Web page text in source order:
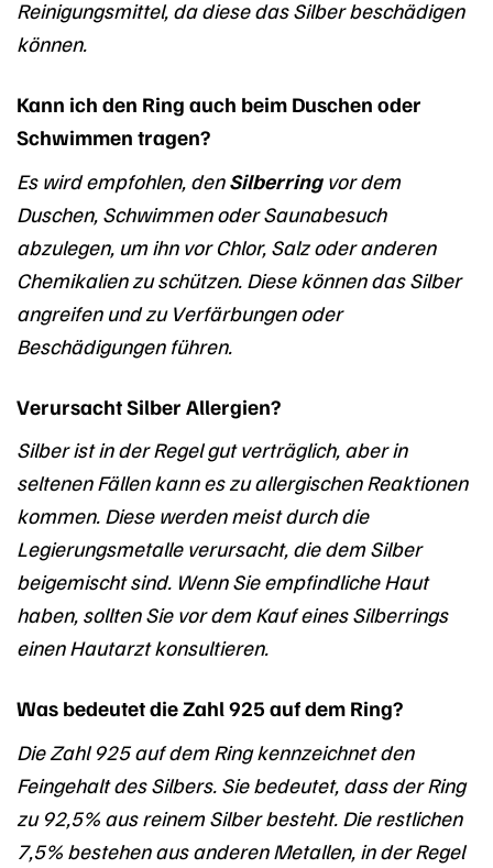
Reinigungsmittel, da diese das Silber beschädigen
können.
Kann ich den Ring auch beim Duschen oder
Schwimmen tragen?
Es wird empfohlen, denSilberringvor dem
Duschen, Schwimmen oder Saunabesuch
abzulegen, um ihn vor Chlor, Salz oder anderen
Chemikalien zu schützen. Diese können das Silber
angreifen und zu Verfärbungen oder
Beschädigungen führen.
Verursacht Silber Allergien?
Silber ist in der Regel gut verträglich, aber in
seltenen Fällen kann es zu allergischen Reaktionen
kommen. Diese werden meist durch die
Legierungsmetalle verursacht, die dem Silber
beigemischt sind. Wenn Sie empfindliche Haut
haben, sollten Sie vor dem Kauf eines Silberrings
einen Hautarzt konsultieren.
Was bedeutet die Zahl 925 auf dem Ring?
Die Zahl 925 auf dem Ring kennzeichnet den
Feingehalt des Silbers. Sie bedeutet, dass der Ring
zu 92,5% aus reinem Silber besteht. Die restlichen
7,5% bestehen aus anderen Metallen, in der Regel